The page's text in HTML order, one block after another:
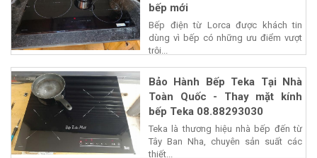
bếp mới
Bếp điện từ Lorca được khách tin
dùng vì bếp có những ưu điểm vượt
trội...
Bảo Hành Bếp Teka Tại Nhà
Toàn Quốc - Thay mặt kính
bếp Teka 08.88293030
Teka là thương hiệu nhà bếp đến từ
Tây Ban Nha, chuyên sản suất các
thiết...